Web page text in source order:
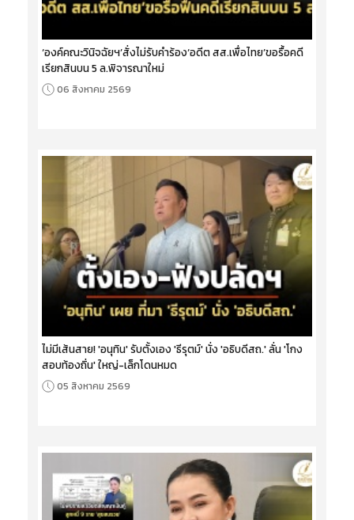
‘องค์คณะวินิจฉัยฯ’สั่งไม่รับคำร้อง‘อดีต สส.เพื่อไทย’ขอรื้อคดี
เรียกสินบน 5 ล.พิจารณาใหม่
06 สิงหาคม 2569
ไม่มีเส้นสาย! 'อนุทิน' รับตั้งเอง 'ธีรุตม์' นั่ง 'อธิบดีสถ.' ลั่น 'โกง
สอบท้องถิ่น' ใหญ่-เล็กโดนหมด
05 สิงหาคม 2569